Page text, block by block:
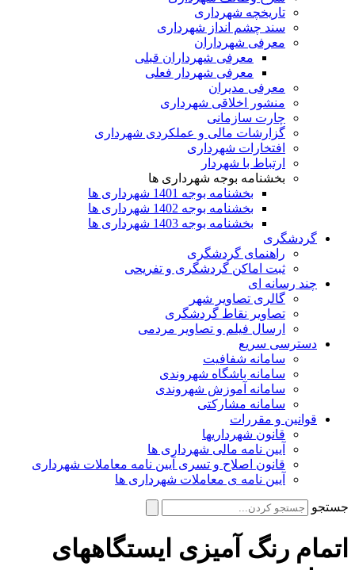
تاریخچه شهرداری
سند چشم انداز شهرداری
معرفی شهرداران
معرفی شهرداران قبلی
معرفی شهردار فعلی
معرفی مدیران
منشور اخلاقی شهرداری
چارت سازمانی
گزارشات مالی و عملکردی شهرداری
افتخارات شهرداری
ارتباط با شهردار
بخشنامه بوجه شهرداری ها
بخشنامه بوجه 1401 شهرداری ها
بخشنامه بوجه 1402 شهرداری ها
بخشنامه بوجه 1403 شهرداری ها
گردشگری
راهنمای گردشگری
ثبت اماکن گردشگری و تفریحی
چند رسانه ای
گالری تصاویر شهر
تصاویر نقاط گردشگری
ارسال فیلم و تصاویر مردمی
دسترسی سریع
سامانه شفافیت
سامانه باشگاه شهروندی
سامانه آموزش شهروندی
سامانه مشارکتی
قوانین و مقررات
قانون شهرداریها
آیین نامه مالی شهرداری ها
قانون اصلاح و تسری آیین نامه معاملات شهرداری
آیین نامه ی معاملات شهرداری ها
جستجو
اتمام رنگ آمیزی ایستگاههای